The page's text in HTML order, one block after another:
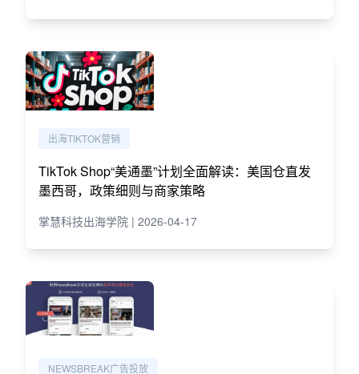
出海TIKTOK营销
TikTok Shop“美通墨”计划全面解读：美国仓直发
墨西哥，政策细则与商家策略
掌慧科技出海学院 | 2026-04-17
NEWSBREAK广告投放